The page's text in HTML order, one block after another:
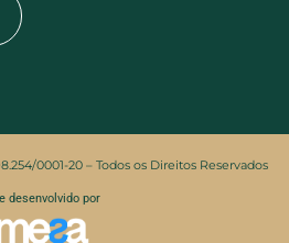
0001-20 – Todos os Direitos Reservados
desenvolvido por